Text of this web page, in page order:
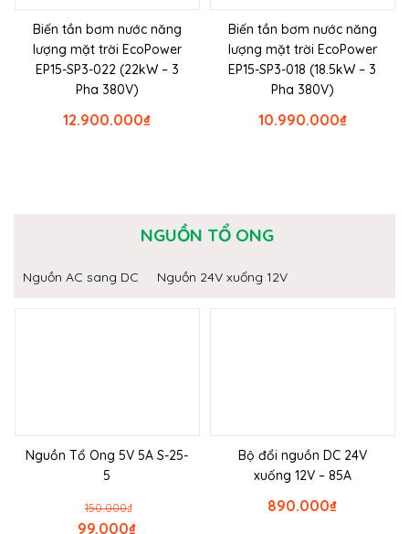
Biến tần bơm nước năng
lượng mặt trời EcoPower
EP15-SP3-022 (22kW – 3
Pha 380V)
₫
12.900.000
Biến tần bơm nước năng
lượng mặt trời EcoPower
EP15-SP3-018 (18.5kW – 3
Pha 380V)
₫
10.990.000
NGUỒN TỔ ONG
Nguồn AC sang DC Nguồn 24V xuống 12V
Nguồn Tổ Ong 5V 5A S-25-
5
₫
150.000
₫
99.000
Bộ đổi nguồn DC 24V
xuống 12V – 85A
₫
890.000